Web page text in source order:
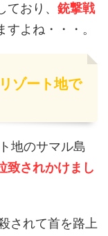
おり、 銃撃戦
すよね・・・。
ゾート地で
地のサマル島
致されかけまし
されて首を路上